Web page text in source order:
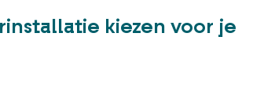
kiezen voor je